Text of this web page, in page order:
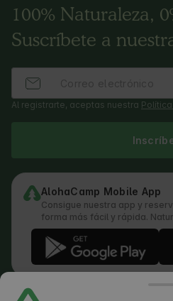
100% Naturaleza,
Suscríbete a
Al registrarte, aceptas nuestra
AlohaCamp Mobile App
Consigue nuestra app y
forma más fácil y rápida.